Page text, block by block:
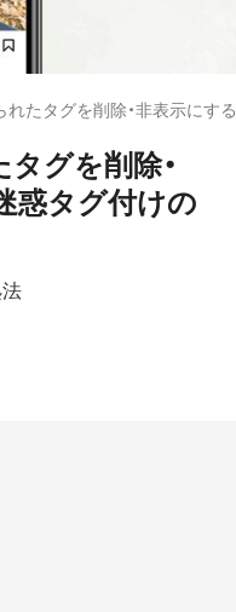
れたタグを削除・非表示に
グを削除・
惑タグ付けの